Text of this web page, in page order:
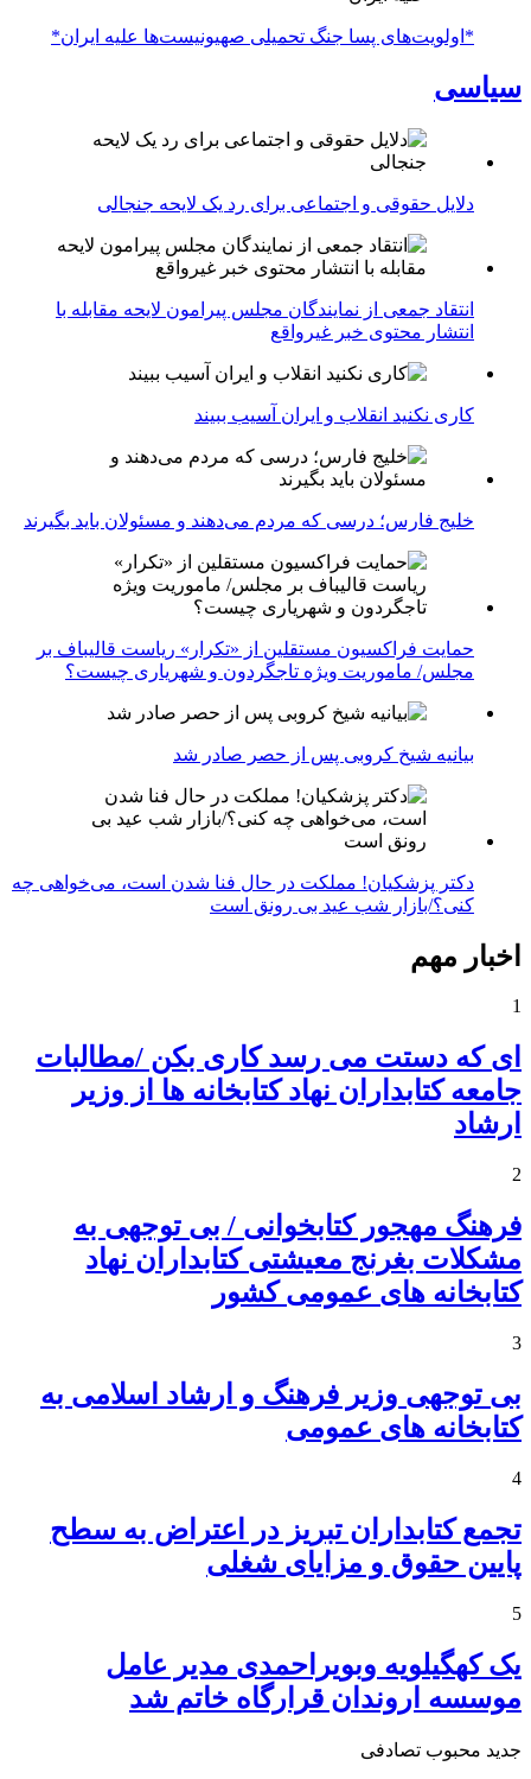
*اولویت‌های پسا جنگ تحمیلی صهیونیست‌ها علیه ایران*
سیاسی
دلایل حقوقی و اجتماعی برای رد یک لایحه جنجالی
انتقاد جمعی از نمایندگان مجلس پیرامون لایحه مقابله با
انتشار محتوی خبر غیرواقع
کاری نکنید انقلاب و ایران آسیب ببیند
خلیج فارس؛ درسی که مردم می‌دهند و مسئولان باید بگیرند
حمایت فراکسیون مستقلین از «تکرار» ریاست قالیباف بر
مجلس/ ماموریت ویژه تاجگردون و شهریاری چیست؟
بیانیه شیخ کروبی پس از حصر صادر شد
دکتر پزشکیان! مملکت در حال فنا شدن است، می‌خواهی چه
کنی؟/بازار شب عید بی رونق است
اخبار مهم
1
ای که دستت می رسد کاری بکن /مطالبات
جامعه کتابداران نهاد کتابخانه ها از وزیر
ارشاد
2
فرهنگ مهجور کتابخوانی / بی توجهی به
مشکلات بغرنج معیشتی کتابداران نهاد
کتابخانه های عمومی کشور
3
بی توجهی وزیر فرهنگ و ارشاد اسلامی به
کتابخانه های عمومی
4
تجمع کتابداران تبریز در اعتراض به سطح
پایین حقوق و مزایای شغلی
5
یک کهگیلویه وبویراحمدی مدیر عامل
موسسه اروندان قرارگاه خاتم شد
جدید محبوب تصادفی